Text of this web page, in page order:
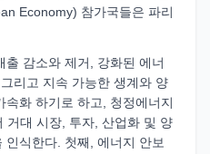
Economy) 참가국들은 파리
출 감소와 제거, 강화된 에너
리고 지속 가능한 생계와 양
화 하기로 하고, 청정에너지
거대 시장, 투자, 산업화 및 양
인식한다. 첫째, 에너지 안보